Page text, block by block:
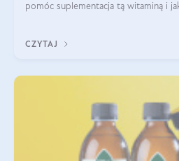
pomóc suplementacja tą witaminą i
robić?
CZYTAJ